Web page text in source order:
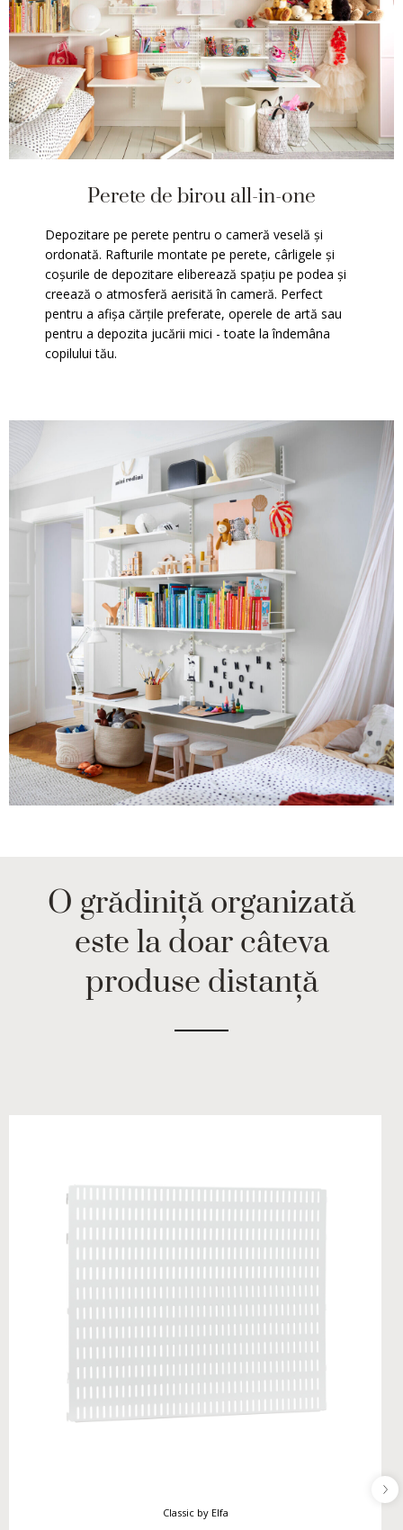
Perete de birou all-in-one
Depozitare pe perete pentru o cameră veselă și
ordonată. Rafturile montate pe perete, cârligele și
coșurile de depozitare eliberează spațiu pe podea și
creează o atmosferă aerisită în cameră. Perfect
pentru a afișa cărțile preferate, operele de artă sau
pentru a depozita jucării mici - toate la îndemâna
copilului tău.
O grădiniță organizată
este la doar câteva
produse distanță
Classic by Elfa